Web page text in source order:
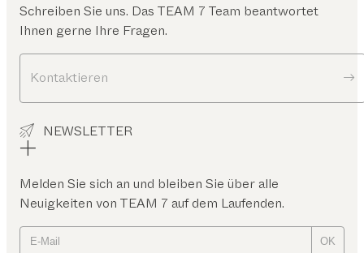
Schreiben Sie uns. Das TEAM 7 Team beantwortet
Ihnen gerne Ihre Fragen.
Kontaktieren
NEWSLETTER
Melden Sie sich an und bleiben Sie über alle
Neuigkeiten von TEAM 7 auf dem Laufenden.
OK